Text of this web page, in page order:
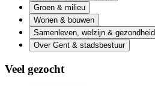
Groen & milieu
Wonen & bouwen
Samenleven, welzijn & gezondheid
Over Gent & stadsbestuur
Veel gezocht